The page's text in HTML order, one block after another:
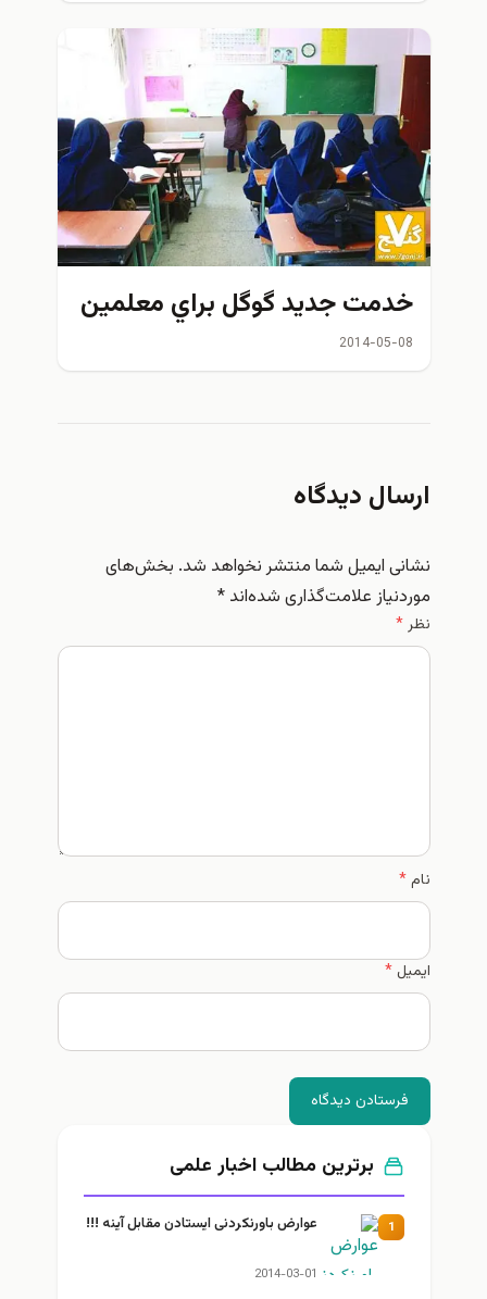
خدمت جدید گوگل براي معلمین
2014-05-08
ارسال دیدگاه
نشانی ایمیل شما منتشر نخواهد شد. بخش‌های
موردنیاز علامت‌گذاری شده‌اند*
نظر*
نام*
ایمیل*
فرستادن دیدگاه
برترین مطالب اخبار علمی
1 عوارض باورنکردنی ایستادن مقابل آینه !!!
2014-03-01